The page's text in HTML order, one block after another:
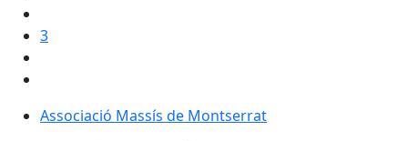
3
Associació Massís de Montserrat